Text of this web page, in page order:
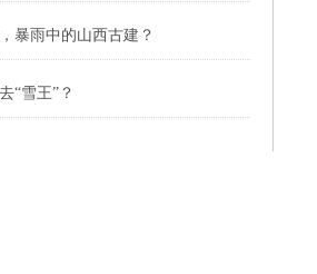
暴雨中的山西古建？
“雪王”？